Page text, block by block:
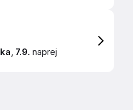
7.9. naprej